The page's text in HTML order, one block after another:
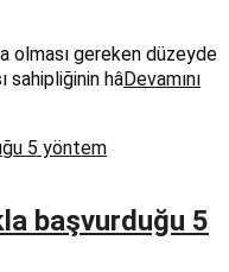
olması gereken düzeyde
sahipliğinin hâDevamını
başvurduğu 5